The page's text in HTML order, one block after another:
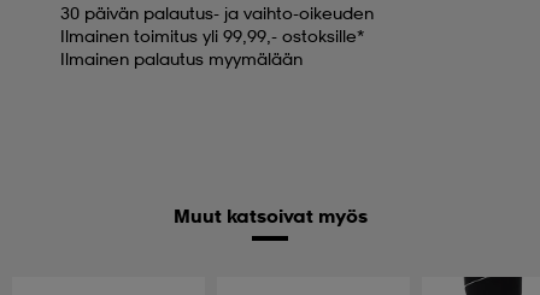
30 päivän palautus- ja vaihto-oikeuden
Ilmainen toimitus yli 99,99,- ostoksille*
Ilmainen palautus myymälään
Muut katsoivat myös